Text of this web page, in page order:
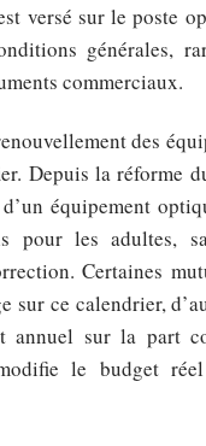
versé sur le poste
générales,
commerciaux.
des
Depuis la réforme
équipement
pour les adultes,
Certaines
sur ce calendrier,
annuel sur la part
le budget